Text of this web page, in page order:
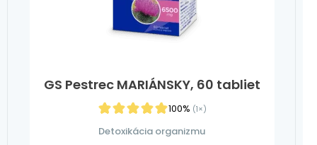
GS Pestrec MARIÁNSKY, 60 tabliet
100% (1×)
Detoxikácia organizmu